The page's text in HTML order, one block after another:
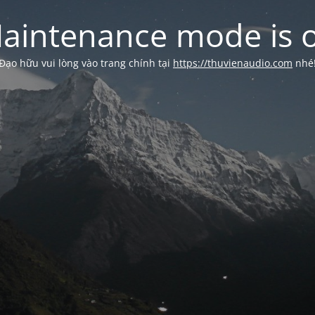
mode is
hữu vui lòng vào trang chính tại https://thuvienaudio.com